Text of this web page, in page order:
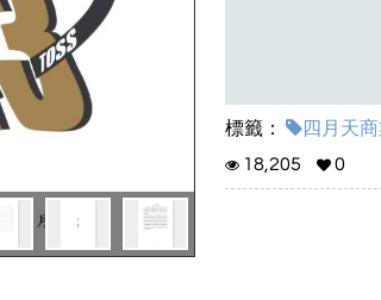
標籤：
四月天
18,205
0